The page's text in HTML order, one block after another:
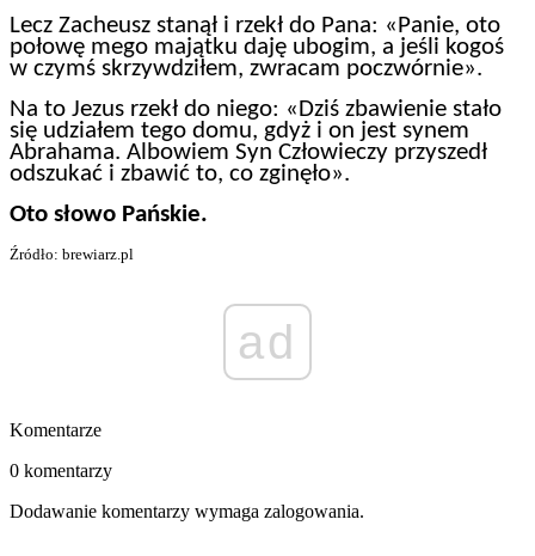
Lecz Zacheusz stanął i rzekł do Pana: «Panie, oto
połowę mego majątku daję ubogim, a jeśli kogoś
w czymś skrzywdziłem, zwracam poczwórnie».
Na to Jezus rzekł do niego: «Dziś zbawienie stało
się udziałem tego domu, gdyż i on jest synem
Abrahama. Albowiem Syn Człowieczy przyszedł
odszukać i zbawić to, co zginęło».
Oto słowo Pańskie.
Źródło: brewiarz.pl
ad
Komentarze
0 komentarzy
Dodawanie komentarzy wymaga zalogowania.